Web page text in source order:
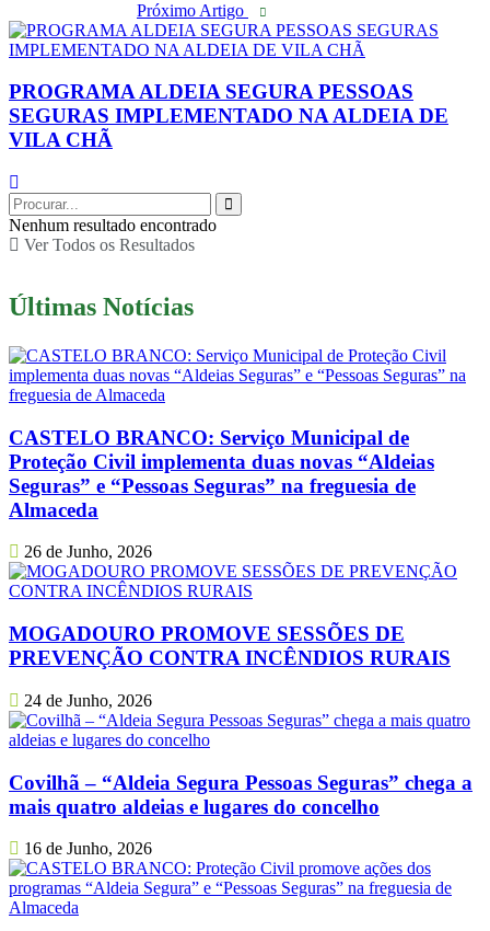
Próximo Artigo
PROGRAMA ALDEIA SEGURA PESSOAS
SEGURAS IMPLEMENTADO NA ALDEIA DE
VILA CHÃ
Nenhum resultado encontrado
Ver Todos os Resultados
Últimas Notícias
CASTELO BRANCO: Serviço Municipal de
Proteção Civil implementa duas novas “Aldeias
Seguras” e “Pessoas Seguras” na freguesia de
Almaceda
26 de Junho, 2026
MOGADOURO PROMOVE SESSÕES DE
PREVENÇÃO CONTRA INCÊNDIOS RURAIS
24 de Junho, 2026
Covilhã – “Aldeia Segura Pessoas Seguras” chega a
mais quatro aldeias e lugares do concelho
16 de Junho, 2026